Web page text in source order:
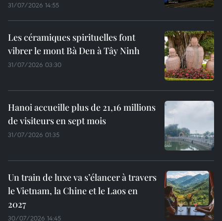
31/07/2026 14:55
Les céramiques spirituelles font
vibrer le mont Bà Den à Tây Ninh
31/07/2026 03:30
Hanoi accueille plus de 21,16 millions
de visiteurs en sept mois ​
31/07/2026 01:35
Un train de luxe va s’élancer à travers
le Vietnam, la Chine et le Laos en
2027
30/07/2026 14:45